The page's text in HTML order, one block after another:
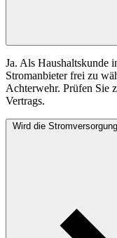
Ja. Als Haushaltskunde
Stromanbieter frei zu
Achterwehr. Prüfen Sie
Vertrags.
Wird die